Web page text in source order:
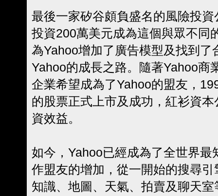
最後一家矽谷頗負盛名的風險投
投資200萬美元成為這個與眾不同
為Yahoo增加了廣告模型及找到了
Yahoo的成長之路。隨著Yahoo商
企業希望成為了Yahoo的盟友，
的股票正式上市及成功，紅衫資
資效益。
如今，Yahoo已經成為了全世界
作盟友的增加，從一開始的搜尋
知識、地圖、天氣、拍賣及聊天